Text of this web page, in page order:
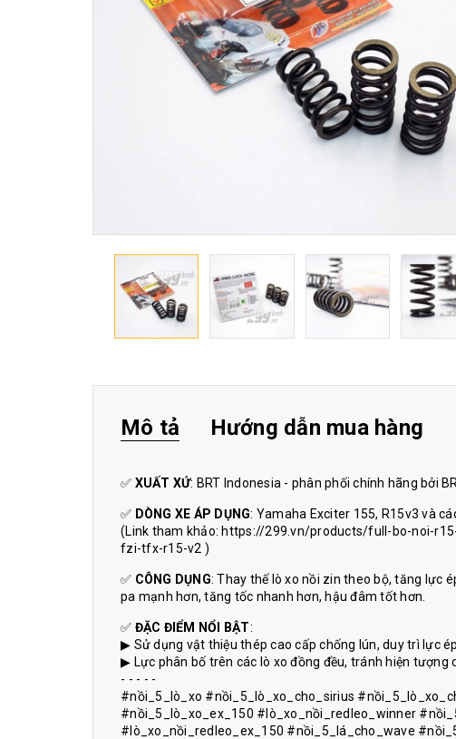
Mô tả Hướng dẫn mua hàng
✅ XUẤT XỨ: BRT Indonesia - phân phối chính hãng bởi
✅ DÒNG XE ÁP DỤNG: Yamaha Exciter 155, R15v3 và
(Link tham khảo: https://299.vn/products/full-bo-noi-
fzi-tfx-r15-v2 )
✅ CÔNG DỤNG: Thay thế lò xo nồi zin theo bộ, tăng lực
pa mạnh hơn, tăng tốc nhanh hơn, hậu đâm tốt hơn.
✅ ĐẶC ĐIỂM NỔI BẬT:
▶ Sử dụng vật thiệu thép cao cấp chống lún, duy trì lực
▶ Lực phân bố trên các lò xo đồng đều, tránh hiện tượng
- - - - -
#nồi_5_lò_xo #nồi_5_lò_xo_cho_sirius
#nồi_5_lò_xo_ex_150 #lò_xo_nồi_redleo_winner
#lò_xo_nồi_redleo_ex_150 #nồi_5_lá_cho_wave